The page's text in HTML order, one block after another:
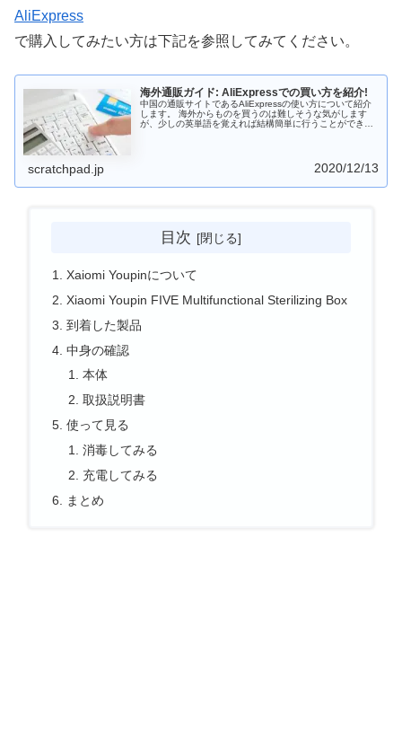
AliExpress
で購入してみたい方は下記を参照してみてください。
海外通販ガイド: AliExpressでの買い方を紹介!
中国の通販サイトであるAliExpressの使い方について紹介
します。 海外からものを買うのは難しそうな気がします
が、少しの英単語を覚えれば結構簡単に行うことができま
scratchpad.jp 2020/12/13
目次
Xaiomi Youpinについて
Xiaomi Youpin FIVE Multifunctional Sterilizing Box
到着した製品
中身の確認
本体
取扱説明書
使って見る
消毒してみる
充電してみる
まとめ